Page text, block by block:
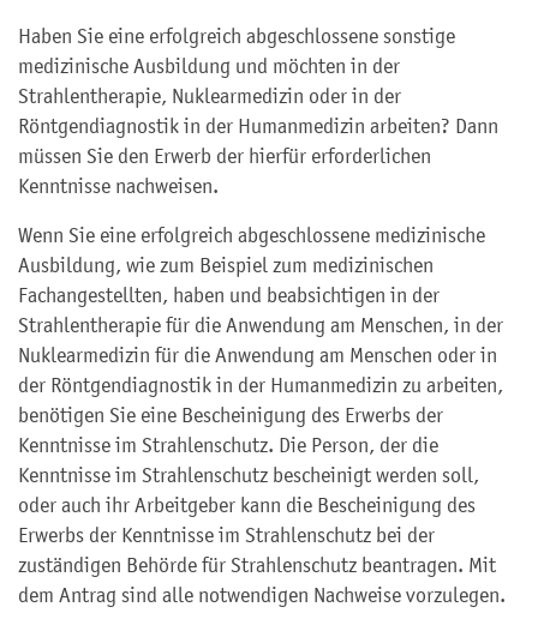
Haben Sie eine erfolgreich abgeschlossene sonstige
medizinische Ausbildung und möchten in der
Strahlentherapie, Nuklearmedizin oder in der
Röntgendiagnostik in der Humanmedizin arbeiten? Dann
müssen Sie den Erwerb der hierfür erforderlichen
Kenntnisse nachweisen.
Wenn Sie eine erfolgreich abgeschlossene medizinische
Ausbildung, wie zum Beispiel zum medizinischen
Fachangestellten, haben und beabsichtigen in der
Strahlentherapie für die Anwendung am Menschen, in der
Nuklearmedizin für die Anwendung am Menschen oder in
der Röntgendiagnostik in der Humanmedizin zu arbeiten,
benötigen Sie eine Bescheinigung des Erwerbs der
Kenntnisse im Strahlenschutz. Die Person, der die
Kenntnisse im Strahlenschutz bescheinigt werden soll,
oder auch ihr Arbeitgeber kann die Bescheinigung des
Erwerbs der Kenntnisse im Strahlenschutz bei der
zuständigen Behörde für Strahlenschutz beantragen. Mit
dem Antrag sind alle notwendigen Nachweise vorzulegen.